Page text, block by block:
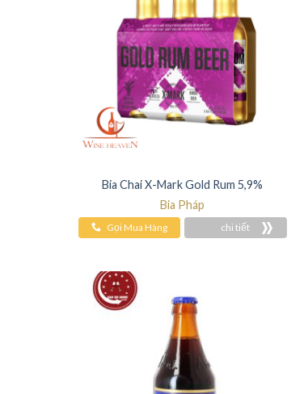
Bia Chai X-Mark Gold Rum 5,9%
Bia Pháp
Gọi Mua Hàng chi tiết